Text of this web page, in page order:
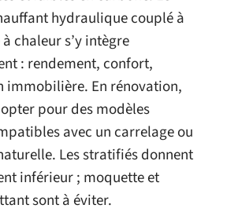
hydraulique couplé à
chaleur s’y intègre
: rendement, confort,
immobilière. En rénovation,
pour des modèles
avec un carrelage ou
Les stratifiés donnent
inférieur ; moquette et
sont à éviter.